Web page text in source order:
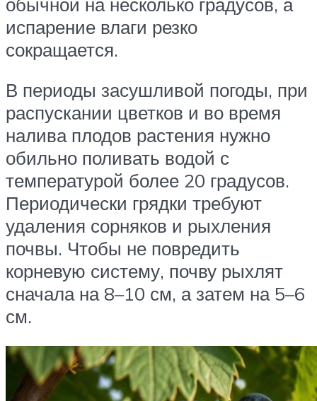
испарение влаги резко
сокращается.
В периоды засушливой погоды, при
распускании цветков и во время
налива плодов растения нужно
обильно поливать водой с
температурой более 20 градусов.
Периодически грядки требуют
удаления сорняков и рыхления
почвы. Чтобы не повредить
корневую систему, почву рыхлят
сначала на 8–10 см, а затем на 5–6
см.